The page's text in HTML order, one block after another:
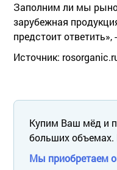
Заполним ли мы
зарубежная
предстоит
Источник:
Купим Ваш мёд и
больших
Мы приобретаем